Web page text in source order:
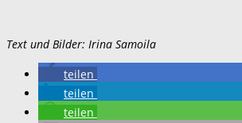
Text und Bilder: Irina Samoila
teilen
teilen
teilen